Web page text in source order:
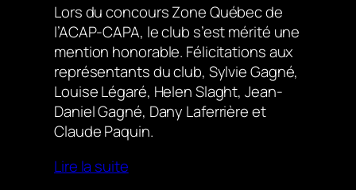
Lors du concours Zone Québec de
l’ACAP-CAPA, le club s’est mérité une
mention honorable. Félicitations aux
représentants du club, Sylvie Gagné,
Louise Légaré, Helen Slaght, Jean-
Daniel Gagné, Dany Laferrière et
Claude Paquin.
Lire la suite